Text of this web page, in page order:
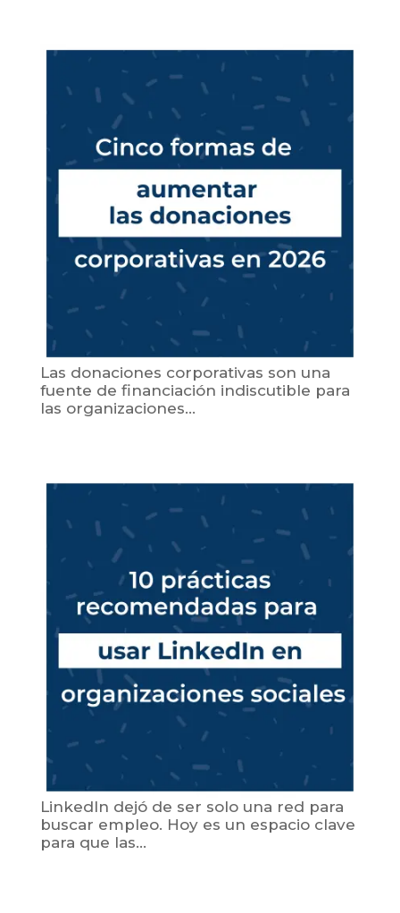
Las donaciones corporativas son una
fuente de financiación indiscutible para
las organizaciones...
LinkedIn dejó de ser solo una red para
buscar empleo. Hoy es un espacio clave
para que las...